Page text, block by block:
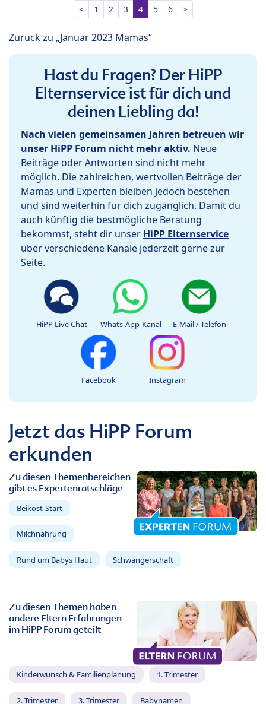
< 1 2 3 4 5 6 >
Zurück zu „Januar 2023 Mamas“
Hast du Fragen? Der HiPP
Elternservice ist für dich und
deinen Liebling da!
Nach vielen gemeinsamen Jahren betreuen wir
unser HiPP Forum nicht mehr aktiv. Neue
Beiträge oder Antworten sind nicht mehr
möglich. Die zahlreichen, wertvollen Beiträge der
Mamas und Experten bleiben jedoch bestehen
und sind weiterhin für dich zugänglich. Damit du
auch künftig die bestmögliche Beratung
bekommst, steht dir unser HiPP Elternservice
über verschiedene Kanäle jederzeit gerne zur
Seite.
HiPP Live Chat Whats-App-Kanal E-Mail / Telefon
Facebook Instagram
Jetzt das HiPP Forum
erkunden
Zu diesen Themenbereichen
gibt es Expertenratschläge
Beikost-Start
Milchnahrung
Rund um Babys Haut Schwangerschaft
Zu diesen Themen haben
andere Eltern Erfahrungen
im HiPP Forum geteilt
Kinderwunsch & Familienplanung 1. Trimester
2. Trimester 3. Trimester Babynamen